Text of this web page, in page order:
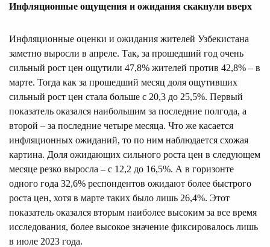
Инфляционные ощущения и ожидания скакнули вверх
Инфляционные оценки и ожидания жителей Узбекистана
заметно выросли в апреле. Так, за прошедший год очень
сильный рост цен ощутили 47,8% жителей против 42,8% – в
марте. Тогда как за прошедший месяц доля ощутивших
сильный рост цен стала больше с 20,3 до 25,5%. Первый
показатель оказался наибольшим за последние полгода, а
второй – за последние четыре месяца. Что же касается
инфляционных ожиданий, то по ним наблюдается схожая
картина. Доля ожидающих сильного роста цен в следующем
месяце резко выросла – с 12,2 до 16,5%. А в горизонте
одного года 32,6% респондентов ожидают более быстрого
роста цен, хотя в марте таких было лишь 26,4%. Этот
показатель оказался вторым наиболее высоким за все время
исследования, более высокое значение фиксировалось лишь
в июле 2023 года.